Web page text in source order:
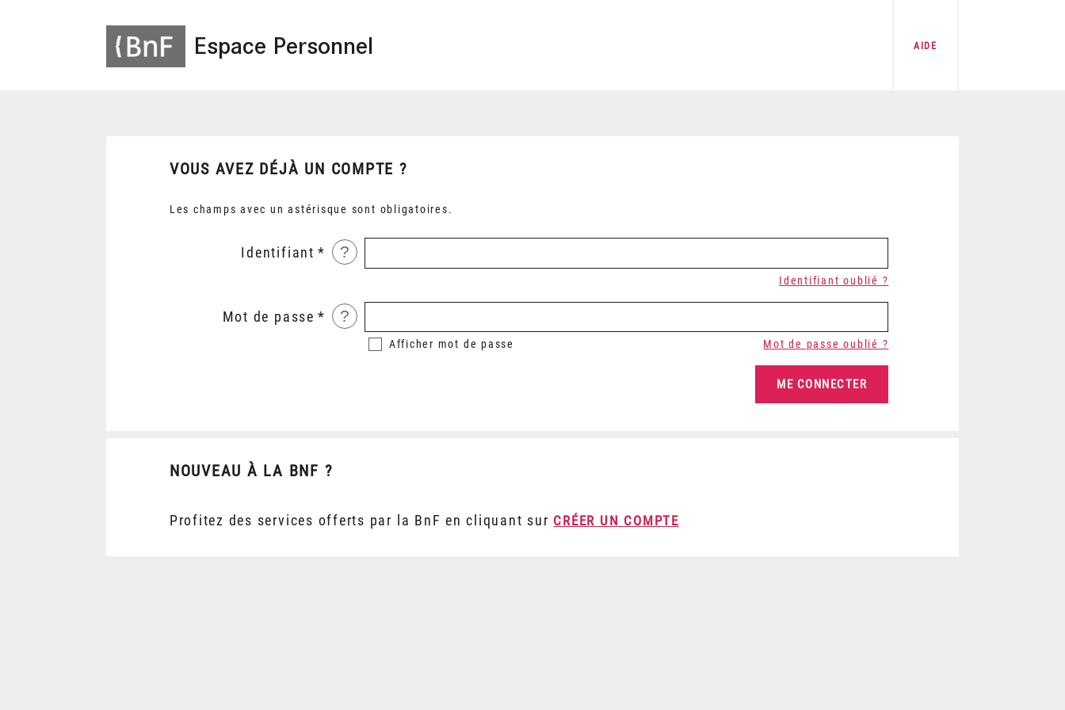
Espace Personnel AIDE
VOUS AVEZ DÉJÀ UN COMPTE ?
Les champs avec un astérisque sont obligatoires.
Identifiant ?
Identifiant oublié ?
Mot de passe ?
Afficher mot de passe Mot de passe oublié ?
NOUVEAU À LA BNF ?
Profitez des services offerts par la BnF en cliquant sur CRÉER UN COMPTE